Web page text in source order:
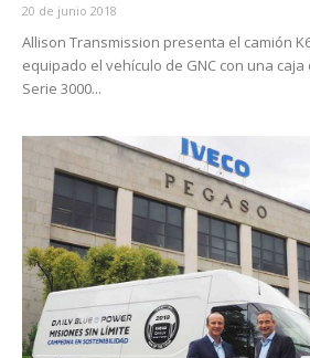
20 de junio 2018
Allison Transmission presenta el camión
equipado el vehículo de GNC con una
Serie 3000...